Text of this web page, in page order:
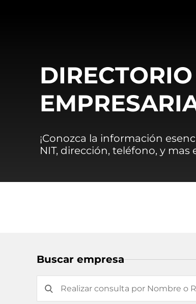
¡Conozca la información
NIT, dirección, teléfono, y
Buscar empresa